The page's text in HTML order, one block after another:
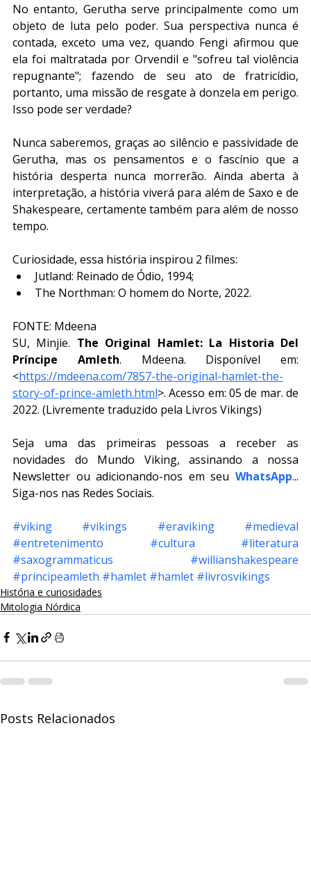
No entanto, Gerutha serve principalmente como um
objeto de luta pelo poder. Sua perspectiva nunca é
contada, exceto uma vez, quando Fengi afirmou que
ela foi maltratada por Orvendil e "sofreu tal violência
repugnante"; fazendo de seu ato de fratricídio,
portanto, uma missão de resgate à donzela em perigo.
Isso pode ser verdade?
Nunca saberemos, graças ao silêncio e passividade de
Gerutha, mas os pensamentos e o fascínio que a
história desperta nunca morrerão. Ainda aberta à
interpretação, a história viverá para além de Saxo e de
Shakespeare, certamente também para além de nosso
tempo.
Curiosidade, essa história inspirou 2 filmes:
Jutland: Reinado de Ódio, 1994;
The Northman: O homem do Norte, 2022.
FONTE: Mdeena
SU, Minjie. The Original Hamlet: La Historia Del
Príncipe Amleth. Mdeena. Disponível em:
<https://mdeena.com/7857-the-original-hamlet-the-
story-of-prince-amleth.html>. Acesso em: 05 de mar. de
2022. (Livremente traduzido pela Livros Vikings)
Seja uma das primeiras pessoas a receber as
novidades do Mundo Viking, assinando a nossa
Newsletter ou adicionando-nos em seu WhatsApp...
Siga-nos nas Redes Sociais.
#viking #vikings #eraviking
#medieval
#entretenimento
#cultura
#literatura
#saxogrammaticus
#willianshakespeare
#principeamleth #hamlet #hamlet #livrosvikings
História e curiosidades
Mitologia Nórdica
Posts Relacionados